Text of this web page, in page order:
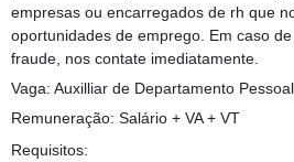
empresas ou encarregados de rh que
oportunidades de emprego. Em caso
fraude, nos contate imediatamente.
Vaga: Auxilliar de Departamento Pessoal
Remuneração: Salário + VA + VT
Requisitos: